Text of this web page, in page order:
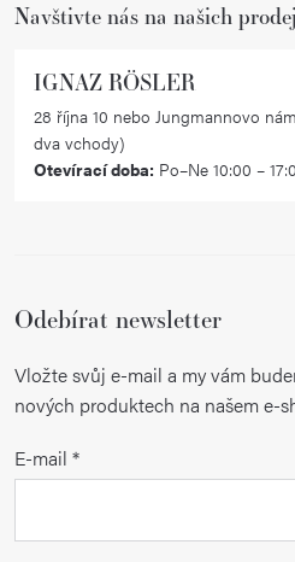
Navštivte nás na našich
IGNAZ RÖSLER
28 října 10 nebo Jungmannovo
dva vchody)
Otevírací doba: Po–Ne 10:00 –
Odebírat newsletter
Vložte svůj e-mail a my vám
nových produktech na našem e-
E-mail